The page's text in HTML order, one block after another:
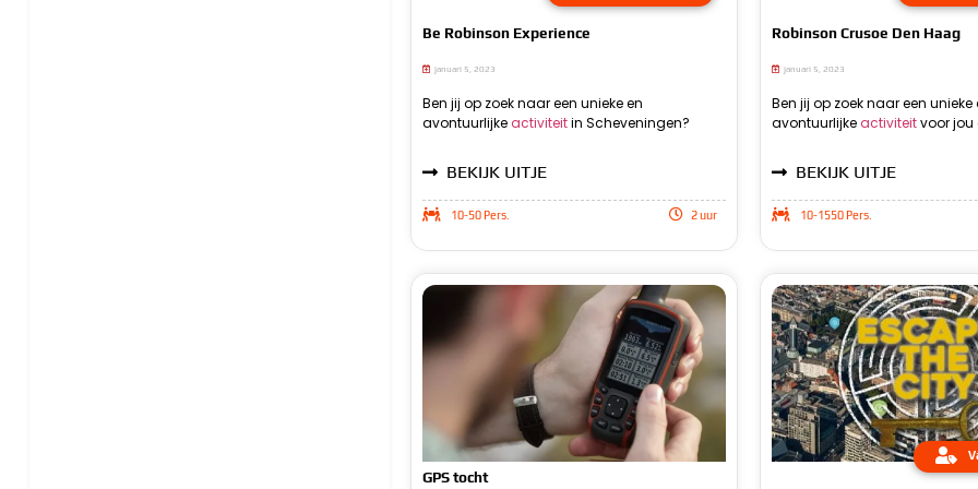
Be Robinson Experience
januari 5, 2023
Ben jij op zoek naar een unieke en
avontuurlijkeactiviteitin Scheveningen?
Beachzone biedt de mogelijkheid
Robinson Experience te beleven. Tijdens deze
activiteit zul je samen met je groep
onbewoond eiland aan land gaan en de
BEKIJK UITJE
10-50 Pers. 2 uur
Robinson Crusoe Den Haag
januari 5, 2023
Ben jij op zoek naar een unieke
avontuurlijkeactiviteitvoor jou
mogelijkheid
Tijdens deze
gaan en de
BEKIJK UITJE
10-1550 Pers.
GPS tocht